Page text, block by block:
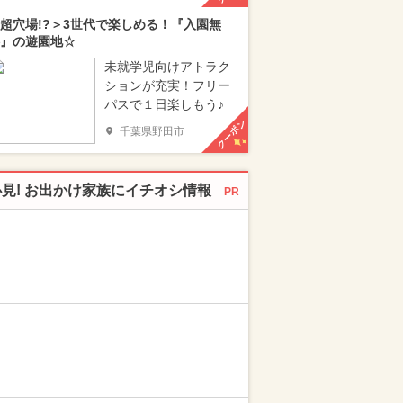
穴場!?＞3世代で楽しめる！『入園無
の遊園地☆
未就学児向けアトラク
ションが充実！フリー
パスで１日楽しもう♪
千葉県野田市 クーポン
! お出かけ家族にイチオシ情報 PR